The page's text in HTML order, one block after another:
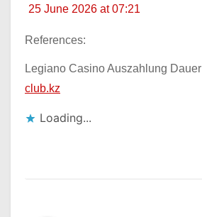
25 June 2026 at 07:21
References:
Legiano Casino Auszahlung Dauer
club.kz
Loading...